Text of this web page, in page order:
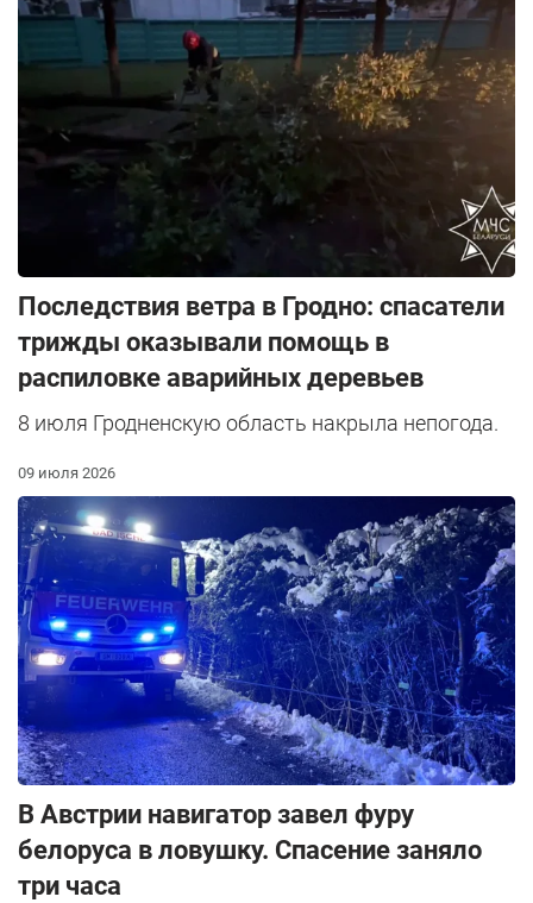
Последствия ветра в Гродно: спасатели
трижды оказывали помощь в
распиловке аварийных деревьев
8 июля Гродненскую область накрыла непогода.
09 июля 2026
В Австрии навигатор завел фуру
белоруса в ловушку. Спасение заняло
три часа